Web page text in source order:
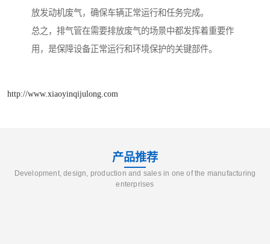
放发动机废气，确保车辆正常运行和任务完成。
总之，排气管在需要排放废气的场景中都发挥着重要作
用，是保障设备正常运行和环境保护的关键部件。
http://www.xiaoyinqijulong.com
产品推荐
Development, design, production and sales in one of the manufacturing
enterprises